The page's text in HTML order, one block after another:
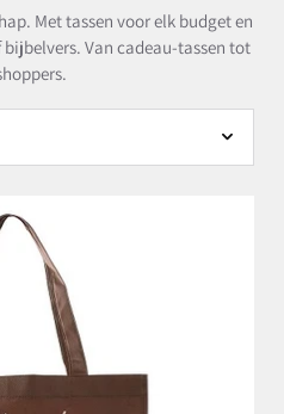
Met tassen voor elk budget en
Van cadeau-tassen tot